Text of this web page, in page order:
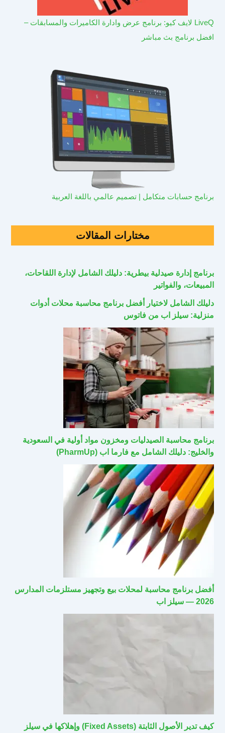
LiveQ لايف كيو: برنامج عرض وادارة الكاميرات والمسابقات –
افضل برنامج بث مباشر
برنامج حسابات متكامل | تصميم عالمي باللغة العربية
مختارات المقالات
برنامج إدارة صيدلية بيطرية: دليلك الشامل لإدارة اللقاحات،
المبيعات، والفواتير
دليلك الشامل لاختيار أفضل برنامج محاسبة محلات أدوات
منزلية: سيلز اب من فاتوس
برنامج محاسبة الصيدليات ومخزون مواد أولية في السعودية
والخليج: دليلك الشامل مع فارما اب (PharmUp)
أفضل برنامج محاسبة لمحلات بيع وتجهيز مستلزمات المدارس
2026 — سيلز اب
كيف تدير الأصول الثابتة (Fixed Assets) وإهلاكها في سيلز